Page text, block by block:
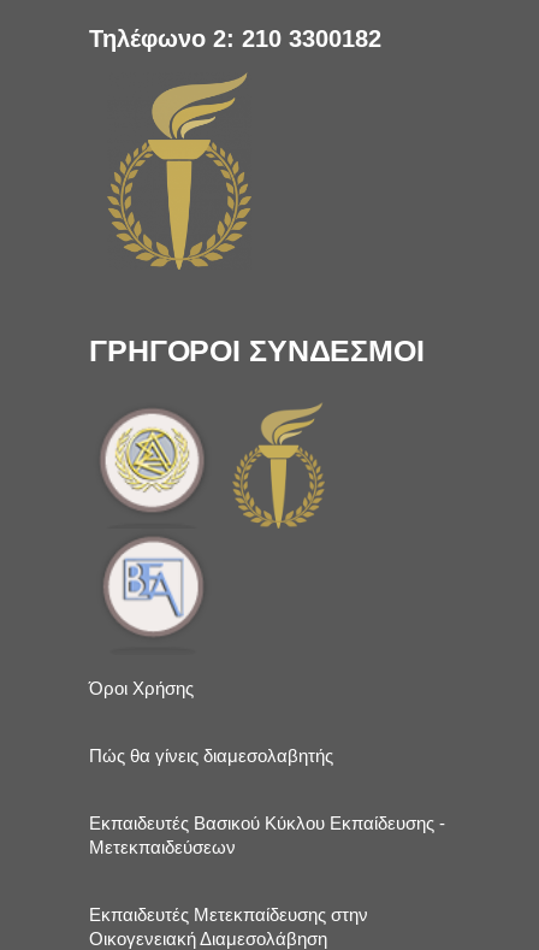
Τηλέφωνο 2: 210 3300182
ΓΡΗΓΟΡΟΙ ΣΥΝΔΕΣΜΟΙ
Όροι Χρήσης
Πώς θα γίνεις διαμεσολαβητής
Εκπαιδευτές Βασικού Κύκλου Εκπαίδευσης -
Μετεκπαιδεύσεων
Εκπαιδευτές Μετεκπαίδευσης στην
Οικογενειακή Διαμεσολάβηση